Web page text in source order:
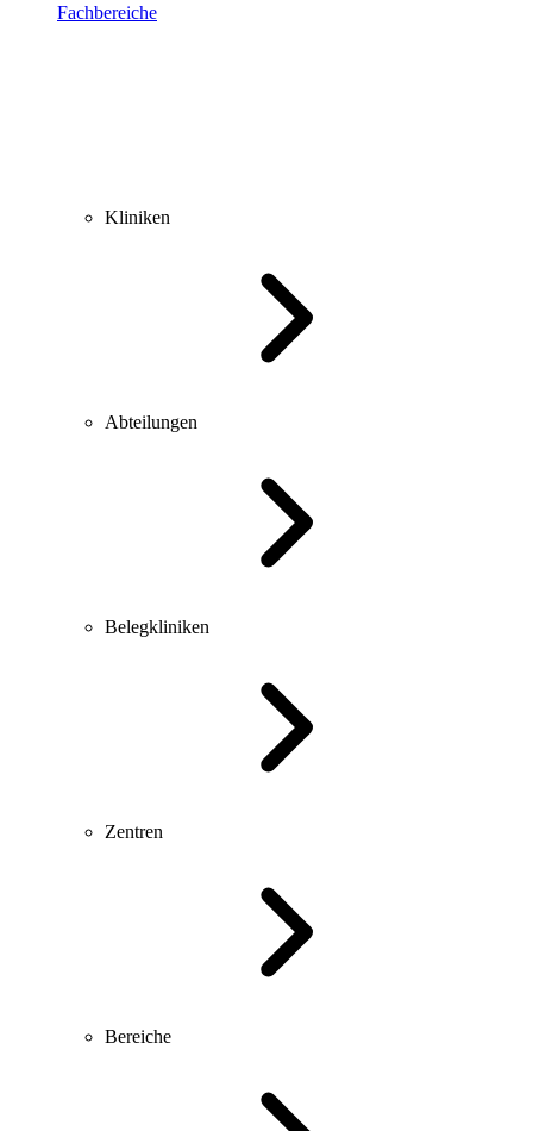
Fachbereiche
Kliniken
Abteilungen
Belegkliniken
Zentren
Bereiche